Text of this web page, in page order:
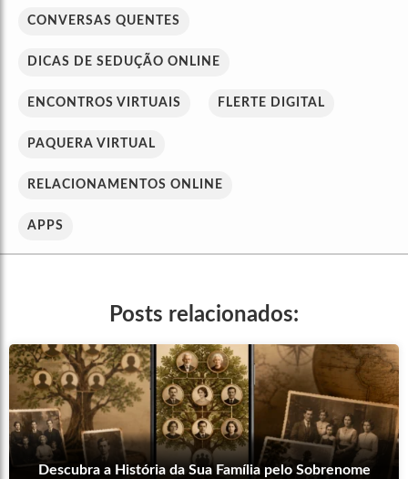
CONVERSAS QUENTES
DICAS DE SEDUÇÃO ONLINE
ENCONTROS VIRTUAIS FLERTE DIGITAL
PAQUERA VIRTUAL
RELACIONAMENTOS ONLINE
APPS
Posts relacionados:
Descubra a História da Sua Família pelo Sobrenome